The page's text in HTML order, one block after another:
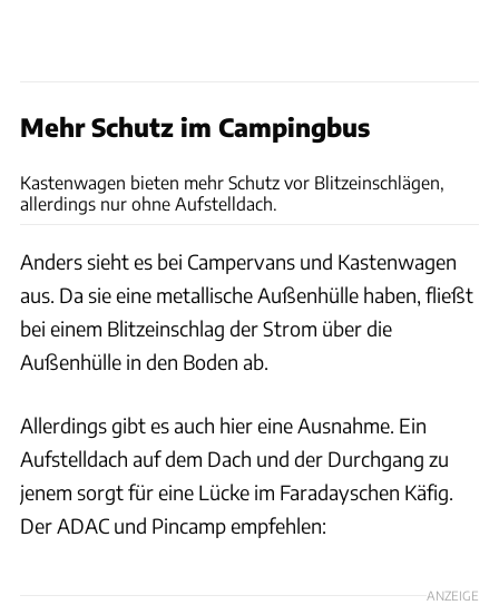
Mehr Schutz im Campingbus
Kastenwagen bieten mehr Schutz vor Blitzeinschlägen,
allerdings nur ohne Aufstelldach.
Anders sieht es bei Campervans und Kastenwagen
aus. Da sie eine metallische Außenhülle haben, fließt
bei einem Blitzeinschlag der Strom über die
Außenhülle in den Boden ab.
Allerdings gibt es auch hier eine Ausnahme. Ein
Aufstelldach auf dem Dach und der Durchgang zu
jenem sorgt für eine Lücke im Faradayschen Käfig.
Der ADAC und Pincamp empfehlen:
ANZEIGE